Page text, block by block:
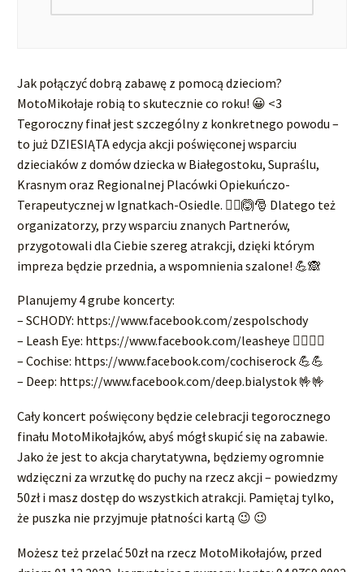
Jak połączyć dobrą zabawę z pomocą dzieciom?
MotoMikołaje robią to skutecznie co roku! 😀 <3
Tegoroczny finał jest szczególny z konkretnego powodu –
to już DZIESIĄTA edycja akcji poświęconej wsparciu
dzieciaków z domów dziecka w Białegostoku, Supraślu,
Krasnym oraz Regionalnej Placówki Opiekuńczo-
Terapeutycznej w Ignatkach-Osiedle. 🙆‍♀️🙆🎅 Dlatego też
organizatorzy, przy wsparciu znanych Partnerów,
przygotowali dla Ciebie szereg atrakcji, dzięki którym
impreza będzie przednia, a wspomnienia szalone! 💪🙈
Planujemy 4 grube koncerty:
– SCHODY: https://www.facebook.com/zespolschody
– Leash Eye: https://www.facebook.com/leasheye 🧟‍♀🧟‍♀
– Cochise: https://www.facebook.com/cochiserock 💪💪
– Deep: https://www.facebook.com/deep.bialystok 🤟🤟
Cały koncert poświęcony będzie celebracji tegorocznego
finału MotoMikołajków, abyś mógł skupić się na zabawie.
Jako że jest to akcja charytatywna, będziemy ogromnie
wdzięczni za wrzutkę do puchy na rzecz akcji – powiedzmy
50zł i masz dostęp do wszystkich atrakcji. Pamiętaj tylko,
że puszka nie przyjmuje płatności kartą 😉 😉
Możesz też przelać 50zł na rzecz MotoMikołajów, przed